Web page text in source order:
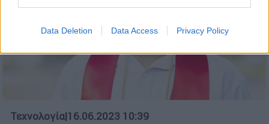
Data Deletion Data Access Privacy Policy
Τεχνολογία|16.06.2023 10:39